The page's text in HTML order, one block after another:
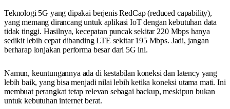
Teknologi 5G yang dipakai berjenis RedCap (reduced capability),
yang memang dirancang untuk aplikasi IoT dengan kebutuhan data
tidak tinggi. Hasilnya, kecepatan puncak sekitar 220 Mbps hanya
sedikit lebih cepat dibanding LTE sekitar 195 Mbps. Jadi, jangan
berharap lonjakan performa besar dari 5G ini.
Namun, keuntungannya ada di kestabilan koneksi dan latency yang
lebih baik, yang bisa menjadi nilai lebih ketika koneksi utama mati. Ini
membuat perangkat tetap relevan sebagai backup, meskipun bukan
untuk kebutuhan internet berat.